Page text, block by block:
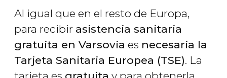
Al igual que en el resto de Europa,
para recibir asistencia sanitaria
gratuita en Varsovia es necesaria la
Tarjeta Sanitaria Europea (TSE). La